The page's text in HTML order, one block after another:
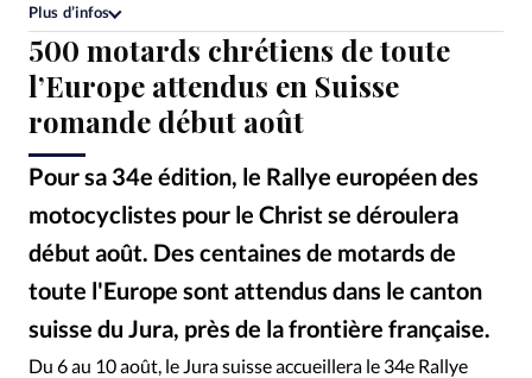
Société
Monde
Bible
Toute l'actualité
Se connecter
Devise:CHF
RUBRIQUES
Toute l'actualité Bible Culture
Economie
Eglises
Histoire Laicité
Liberté religieuse
500 motards chrétiens de toute
l’Europe attendus en Suisse
romande début août
Pour sa 34e édition, le Rallye européen des
motocyclistes pour le Christ se déroulera
début août. Des centaines de motards de
toute l'Europe sont attendus dans le canton
suisse du Jura, près de la frontière française.
Plus d’infos
©Anna_OM - DepositPhotos
Du 6 au 10 août, le Jura suisse accueillera le 34e Rallye